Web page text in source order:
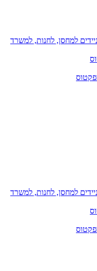
למחסן, לחנות, למשרד
למחסן, לחנות, למשרד